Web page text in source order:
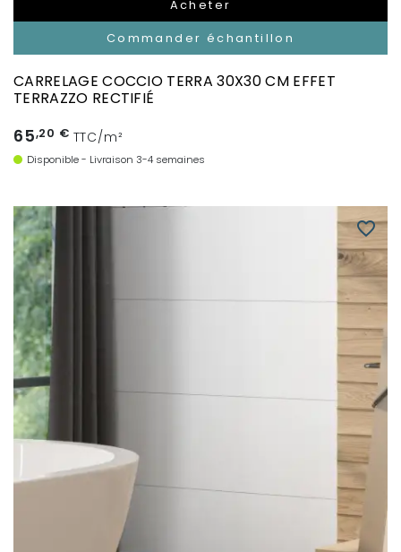
Acheter
Commander échantillon
CARRELAGE COCCIO TERRA 30X30 CM EFFET
TERRAZZO RECTIFIÉ
65,20 € TTC/m²
Disponible - Livraison 3-4 semaines
favorite_border